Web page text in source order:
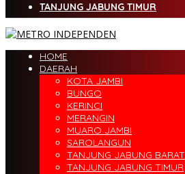
TANJUNG JABUNG TIMUR
HOME
DAERAH
KOTA JAMBI
BUNGO
KERINCI
MERANGIN
MUARO JAMBI
SAROLANGUN
TANJUNG JABUNG BARAT
TANJUNG JABUNG TIMUR